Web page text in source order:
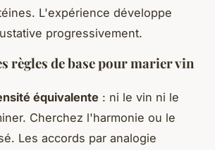
L'expérience développe
progressivement.
règles de base pour marier vin
équivalente : ni le vin ni le
Cherchez l'harmonie ou le
Les accords par analogie